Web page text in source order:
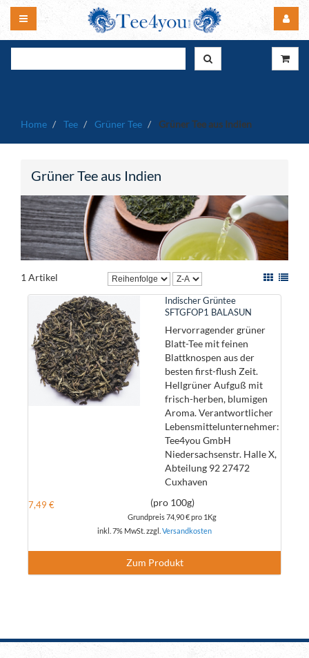
Home Tee Grüner Tee Grüner Tee aus Indien
Grüner Tee aus Indien
1 Artikel
Indischer Grüntee
SFTGFOP1 BALASUN
Hervorragender grüner
Blatt-Tee mit feinen
Blattknospen aus der
besten first-flush Zeit.
Hellgrüner Aufguß mit
frisch-herben, blumigen
Aroma. Verantwortlicher
Lebensmittelunternehmer:
Tee4you GmbH
Niedersachsenstr. Halle X,
Abteilung 92 27472
Cuxhaven
7,49 € (pro 100g)
Grundpreis74,90 €pro 1Kg
inkl. 7% MwSt. zzgl. Versandkosten
Zum Produkt